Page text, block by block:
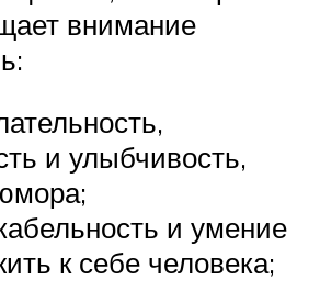
внимание
и улыбчивость,
и умение
к себе человека;